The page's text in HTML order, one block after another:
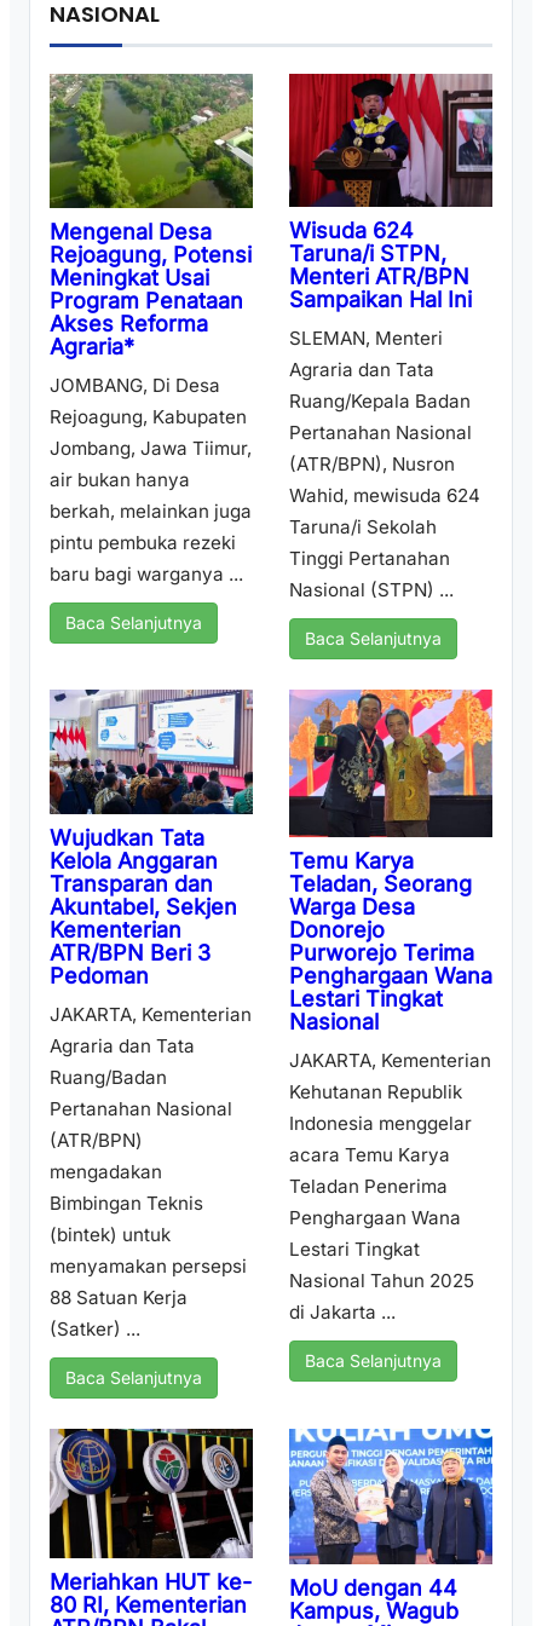
NASIONAL
Mengenal Desa
Rejoagung, Potensi
Meningkat Usai
Program Penataan
Akses Reforma
Agraria*
JOMBANG, Di Desa
Rejoagung, Kabupaten
Jombang, Jawa Tiimur,
air bukan hanya
berkah, melainkan juga
pintu pembuka rezeki
baru bagi warganya ...
Baca Selanjutnya
Wisuda 624
Taruna/i STPN,
Menteri ATR/BPN
Sampaikan Hal Ini
SLEMAN, Menteri
Agraria dan Tata
Ruang/Kepala Badan
Pertanahan Nasional
(ATR/BPN), Nusron
Wahid, mewisuda 624
Taruna/i Sekolah
Tinggi Pertanahan
Nasional (STPN) ...
Baca Selanjutnya
Wujudkan Tata
Kelola Anggaran
Transparan dan
Akuntabel, Sekjen
Kementerian
ATR/BPN Beri 3
Pedoman
JAKARTA, Kementerian
Agraria dan Tata
Ruang/Badan
Pertanahan Nasional
(ATR/BPN)
mengadakan
Bimbingan Teknis
(bintek) untuk
menyamakan persepsi
88 Satuan Kerja
(Satker) ...
Baca Selanjutnya
Temu Karya
Teladan, Seorang
Warga Desa
Donorejo
Purworejo Terima
Penghargaan Wana
Lestari Tingkat
Nasional
JAKARTA, Kementerian
Kehutanan Republik
Indonesia menggelar
acara Temu Karya
Teladan Penerima
Penghargaan Wana
Lestari Tingkat
Nasional Tahun 2025
di Jakarta ...
Baca Selanjutnya
Meriahkan HUT ke-
80 RI, Kementerian
MoU dengan 44
Kampus, Wagub